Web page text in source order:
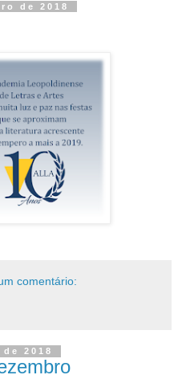
de 2018
comentário:
2018